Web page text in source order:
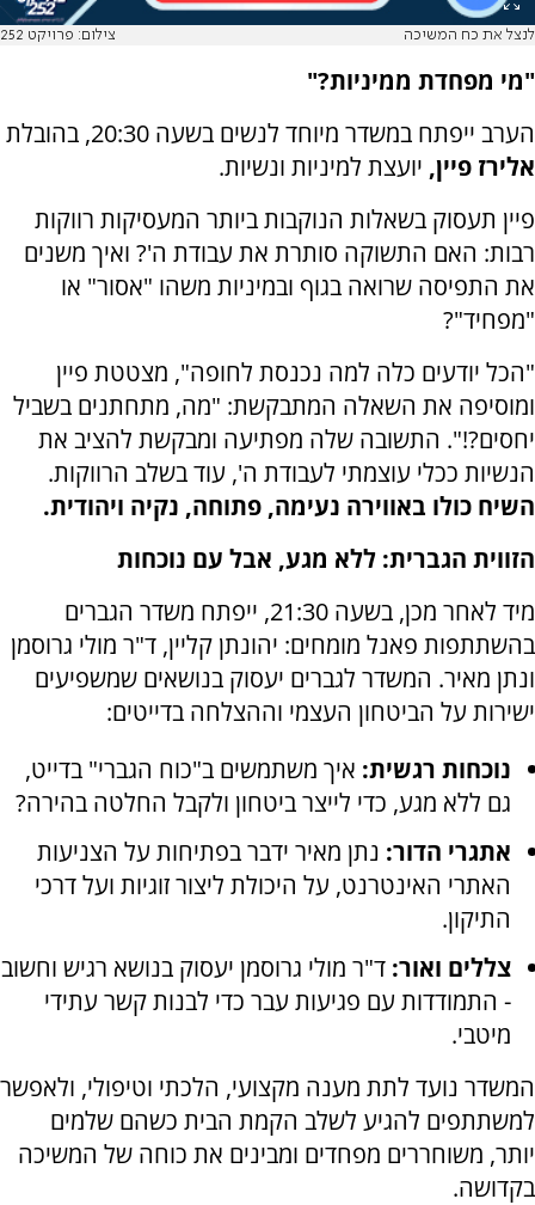
לנצל את כח המשיכה צילום: פרויקט 252
"מי מפחדת ממיניות?"
הערב ייפתח במשדר מיוחד לנשים בשעה 20:30, בהובלת
אלירז פיין, יועצת למיניות ונשיות.
פיין תעסוק בשאלות הנוקבות ביותר המעסיקות רווקות
רבות: האם התשוקה סותרת את עבודת ה'? ואיך משנים
את התפיסה שרואה בגוף ובמיניות משהו "אסור" או
"מפחיד"?
"הכל יודעים כלה למה נכנסת לחופה", מצטטת פיין
ומוסיפה את השאלה המתבקשת: "מה, מתחתנים בשביל
יחסים?!". התשובה שלה מפתיעה ומבקשת להציב את
הנשיות ככלי עוצמתי לעבודת ה', עוד בשלב הרווקות.
השיח כולו באווירה נעימה, פתוחה, נקיה ויהודית.
הזווית הגברית: ללא מגע, אבל עם נוכחות
מיד לאחר מכן, בשעה 21:30, ייפתח משדר הגברים
בהשתתפות פאנל מומחים: יהונתן קליין, ד"ר מולי גרוסמן
ונתן מאיר. המשדר לגברים יעסוק בנושאים שמשפיעים
ישירות על הביטחון העצמי וההצלחה בדייטים:
נוכחות רגשית: איך משתמשים ב"כוח הגברי" בדייט,
גם ללא מגע, כדי לייצר ביטחון ולקבל החלטה בהירה?
אתגרי הדור: נתן מאיר ידבר בפתיחות על הצניעות
האתרי האינטרנט, על היכולת ליצור זוגיות ועל דרכי
התיקון.
צללים ואור: ד"ר מולי גרוסמן יעסוק בנושא רגיש וחשוב
- התמודדות עם פגיעות עבר כדי לבנות קשר עתידי
מיטבי.
המשדר נועד לתת מענה מקצועי, הלכתי וטיפולי, ולאפשר
למשתתפים להגיע לשלב הקמת הבית כשהם שלמים
יותר, משוחררים מפחדים ומבינים את כוחה של המשיכה
בקדושה.